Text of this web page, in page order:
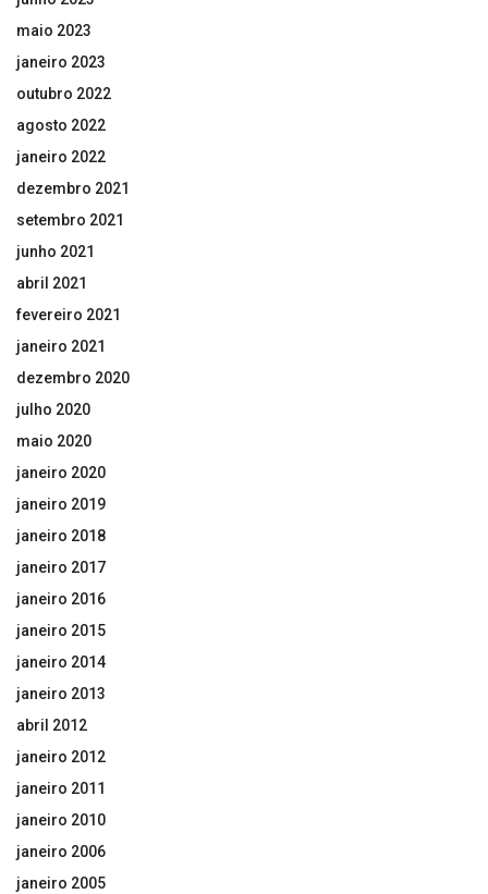
maio 2023
janeiro 2023
outubro 2022
agosto 2022
janeiro 2022
dezembro 2021
setembro 2021
junho 2021
abril 2021
fevereiro 2021
janeiro 2021
dezembro 2020
julho 2020
maio 2020
janeiro 2020
janeiro 2019
janeiro 2018
janeiro 2017
janeiro 2016
janeiro 2015
janeiro 2014
janeiro 2013
abril 2012
janeiro 2012
janeiro 2011
janeiro 2010
janeiro 2006
janeiro 2005